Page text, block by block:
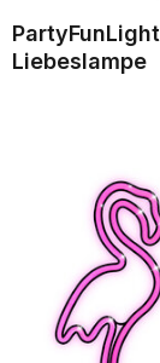
Liebeslampe